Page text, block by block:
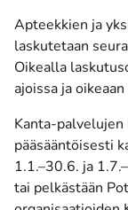
Apteekkien ja
laskutetaan
Oikealla
ajoissa ja
Kanta-
pääsääntöisesti
1.1.–30.6. ja
tai pelkästään